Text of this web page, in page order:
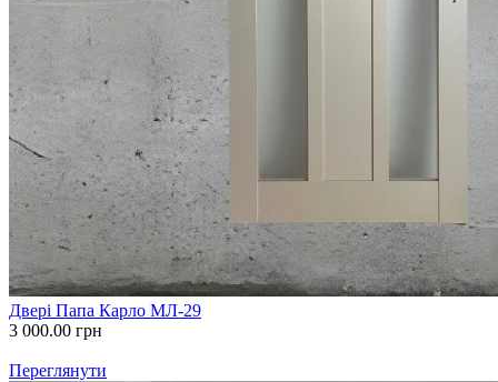
Двері Папа Карло МЛ-29
3 000.00 грн
Переглянути